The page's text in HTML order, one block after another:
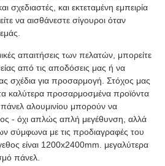
σχεδιαστές, και εκτεταμένη εμπειρία
να αισθάνεστε σίγουροι όταν
απαιτήσεις των πελατών, μπορείτε
από τις αποδόσεις μας ή να
σχέδια για προσαρμογή. Στόχος μας
καλύτερα προσαρμοσμένα προϊόντα
αλουμινίου μπορούν να
- όχι απλώς απλή μεγέθυνση, αλλά
σύμφωνα με τις προδιαγραφές του
είναι 1200x2400mm. μεγαλύτερα
πάνελ.